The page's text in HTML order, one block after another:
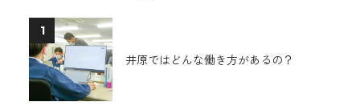
1
井原ではどんな働き方があるの？